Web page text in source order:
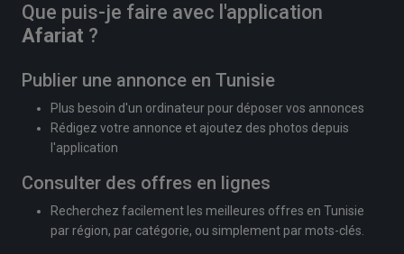
Que puis-je faire avec l'application
Afariat ?
Publier une annonce en Tunisie
Plus besoin d'un ordinateur pour déposer vos annonces
Rédigez votre annonce et ajoutez des photos depuis
l'application
Consulter des offres en lignes
Recherchez facilement les meilleures offres en Tunisie
par région, par catégorie, ou simplement par mots-clés.